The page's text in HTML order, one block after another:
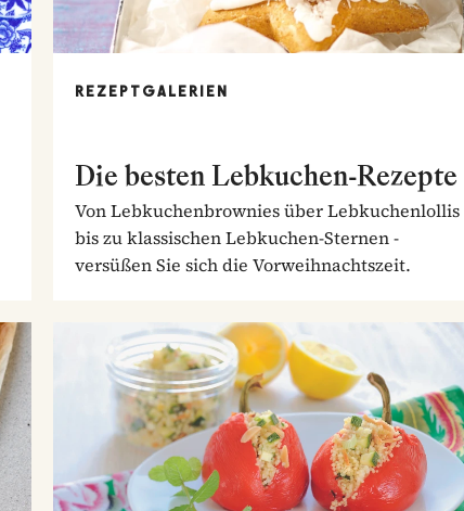
REZEPTGALERIEN
Die besten Lebkuchen-Rezepte
Von Lebkuchenbrownies über Lebkuchenlollis
bis zu klassischen Lebkuchen-Sternen -
versüßen Sie sich die Vorweihnachtszeit.